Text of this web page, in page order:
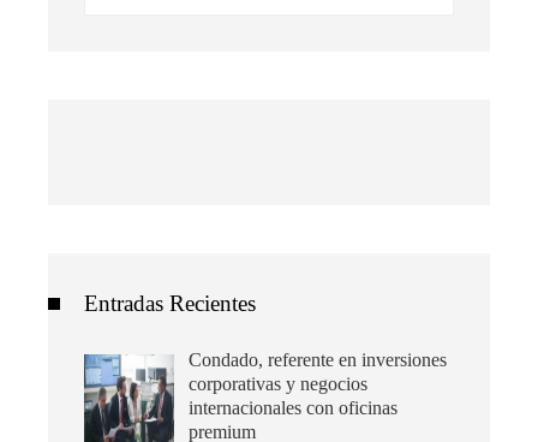
Entradas Recientes
Condado, referente en inversiones
corporativas y negocios
internacionales con oficinas
premium